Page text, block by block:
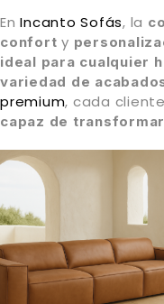
EnIncanto Sofás, la
confort y
ideal para cualquier
variedad de
premium, cada
capaz de